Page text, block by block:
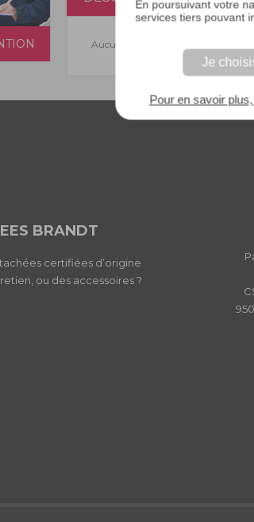
En poursuivant votre
services tiers pouvant
Je
Pour en savoir
Aucune description.
BRANDT
certifiées d’origine
ou des accessoires ?